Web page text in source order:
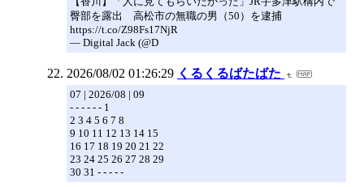
臀部を露出 高松市の無職の男（50）を逮捕
https://t.co/Z98Fs17NjR
— Digital Jack (@D
2026/08/02 01:26:29 くるくるばたばた
07 | 2026/08 | 09
- - - - - - 1
2 3 4 5 6 7 8
9 10 11 12 13 14 15
16 17 18 19 20 21 22
23 24 25 26 27 28 29
30 31 - - - - -